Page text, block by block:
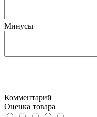
Минусы
Комментарий
Оценка товара